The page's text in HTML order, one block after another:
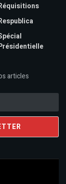
articles